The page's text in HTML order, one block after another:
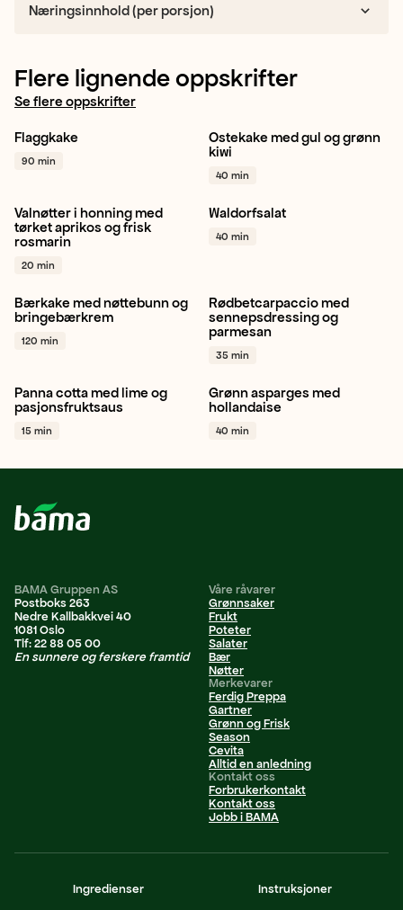
Ingredienser Instruksjoner
Næringsinnhold (per porsjon)
Flere lignende oppskrifter
Se flere oppskrifter
Bringebær
Blåbær
Flaggkake
90 min
Gul kiwi
Grønn kiwi
Ostekake med gul og grønn
kiwi
40 min
Valnøtter
Rosmarin
Snacking
Valnøtter i honning med
tørket aprikos og frisk
rosmarin
20 min
Eple
Ananas
Stangselleri
Waldorfsalat
40 min
Hasselnøtter
Bringebær
Bærkake med nøttebunn og
bringebærkrem
120 min
Rødbete Sjalottløk
+ 1
Rødbetcarpaccio med
sennepsdressing og
parmesan
35 min
Lime
Pasjonsfrukt
Panna cotta med lime og
pasjonsfruktsaus
15 min
Grønn asparges
Sitron
Grønn asparges med
hollandaise
40 min
BAMA Gruppen AS
Postboks 263
Nedre Kallbakkvei 40
1081 Oslo
Tlf: 22 88 05 00
En sunnere og ferskere framtid
Våre råvarer
Grønnsaker
Frukt
Poteter
Salater
Bær
Nøtter
Merkevarer
Ferdig Preppa
Gartner
Grønn og Frisk
Season
Cevita
Alltid en anledning
Kontakt oss
Forbrukerkontakt
Kontakt oss
Jobb i BAMA
Personvernerklæring